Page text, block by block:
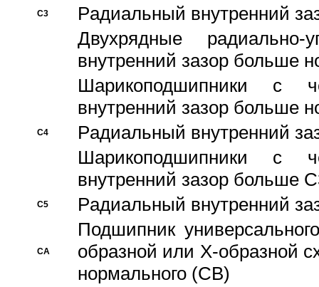
C3
Pадиальный внутренний
Двухрядные радиально-
внутренний зазор больше
Шарикоподшипники с
внутренний зазор больше
C4
Pадиальный внутренний
Шарикоподшипники с
внутренний зазор больше
C5 Pадиальный внутренний
CA
Подшипник
образной или Х-образной
нормального (CB)